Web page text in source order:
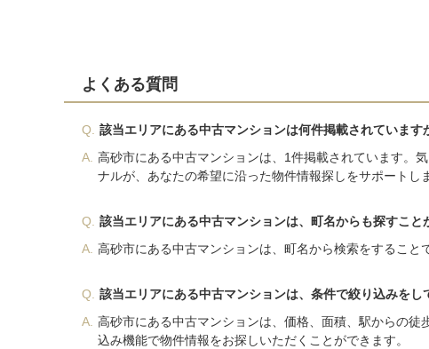
よくある質問
Q. 該当エリアにある中古マンションは何件掲載されています
A. 高砂市にある中古マンションは、1件掲載されています。
ナルが、あなたの希望に沿った物件情報探しをサポートし
Q. 該当エリアにある中古マンションは、町名からも探すこと
A. 高砂市にある中古マンションは、町名から検索をすること
Q. 該当エリアにある中古マンションは、条件で絞り込みをし
A. 高砂市にある中古マンションは、価格、面積、駅からの
込み機能で物件情報をお探しいただくことができます。